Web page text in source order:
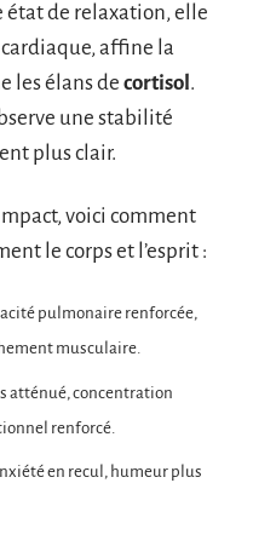
état de relaxation, elle
affine la
les élans de cortisol.
une stabilité
plus clair.
voici comment
le corps et l’esprit :
pulmonaire renforcée,
musculaire.
atténué, concentration
renforcé.
en recul, humeur plus